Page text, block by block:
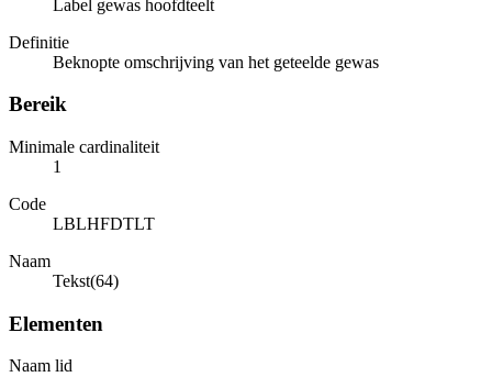
Label gewas hoofdteelt
Definitie
Beknopte omschrijving van het geteelde gewas
Bereik
Minimale cardinaliteit
1
Code
LBLHFDTLT
Naam
Tekst(64)
Elementen
Naam lid